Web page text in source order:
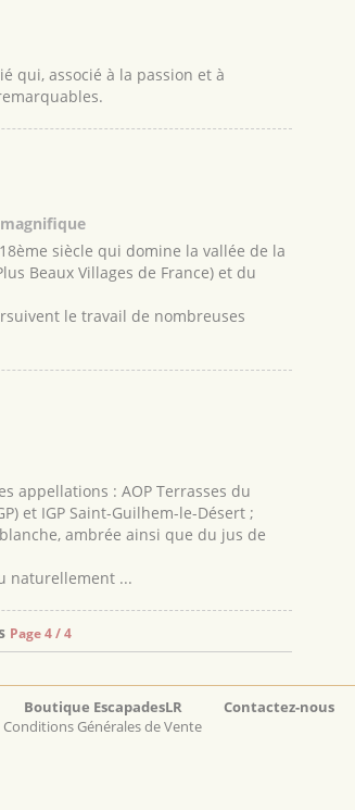
qui, associé à la passion et à
siècle qui domine la vallée de la
Beaux Villages de France) et du
le travail de nombreuses
appellations : AOP Terrasses du
et IGP Saint-Guilhem-le-Désert ;
ambrée ainsi que du jus de
naturellement ...
Page 4 / 4
Boutique EscapadesLR
Conditions Générales de Vente
Contactez-nous